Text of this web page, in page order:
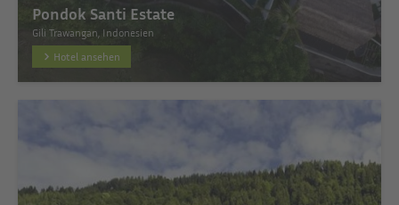
Pondok Santi Estate
Gili Trawangan, Indonesien
Hotel ansehen